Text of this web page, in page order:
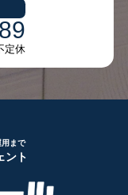
休
まで
ント